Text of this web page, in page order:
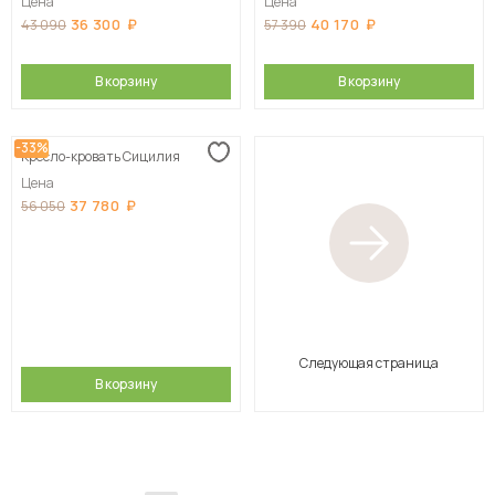
43 090 36 300
В корзину
57 390 40 170
В корзину
-33%
Кресло-кровать Сицилия
Цена
56 050 37 780
В корзину
Следующая страница